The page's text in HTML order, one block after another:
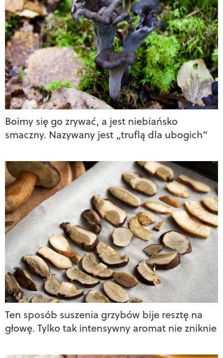
Boimy się go zrywać, a jest niebiańsko
smaczny. Nazywany jest „truflą dla ubogich”
Ten sposób suszenia grzybów bije resztę na
głowę. Tylko tak intensywny aromat nie zniknie